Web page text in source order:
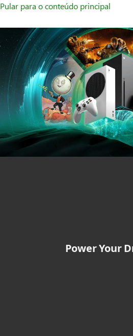
Pular para o conteúdo principal
Consoles
Power Your